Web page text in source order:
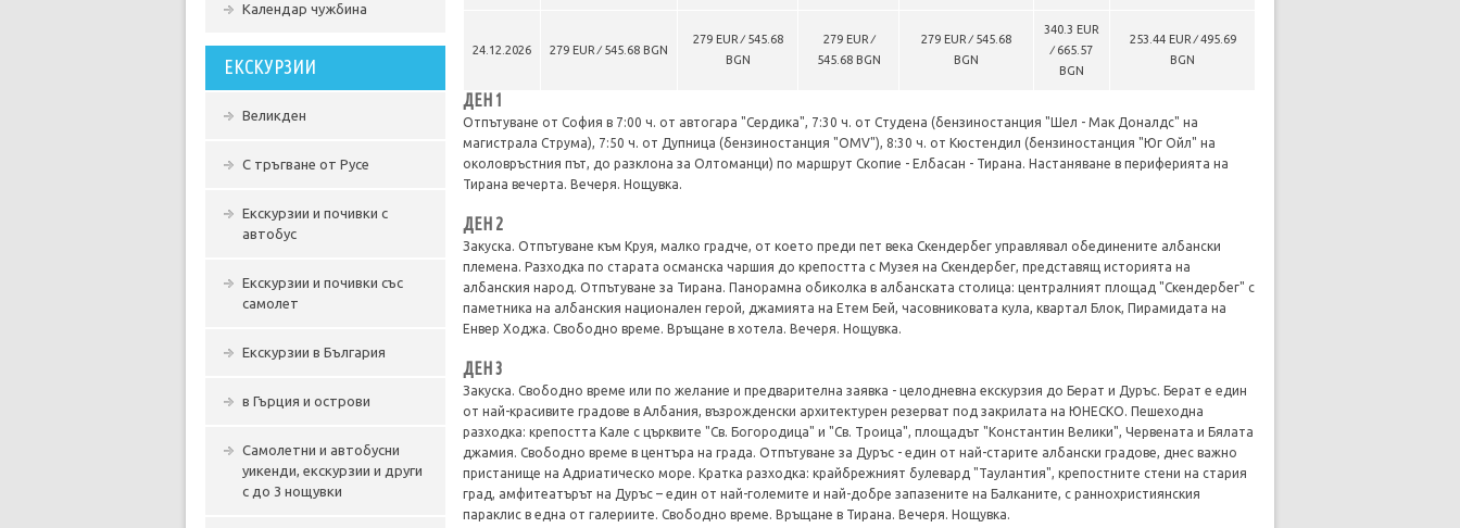
Календар чужбина
ЕКСКУРЗИИ
Великден
С тръгване от Русе
Екскурзии и почивки с
автобус
Екскурзии и почивки със
самолет
Екскурзии в България
в Гърция и острови
Самолетни и автобусни
уикенди, екскурзии и други
с до 3 нощувки
24.12.2026 279 EUR ∕ 545.68 BGN
279 EUR ∕ 545.68
BGN
279 EUR ∕
545.68 BGN
279 EUR ∕ 545.68
BGN
340.3 EUR
∕ 665.57
BGN
253.44 EUR ∕ 495.69
BGN
ДЕН 1
Отпътуване от София в 7:00 ч. от автогара "Сердика", 7:30 ч. от Студена (бензиностанция "Шел - Мак Доналдс" на
магистрала Струма), 7:50 ч. от Дупница (бензиностанция "OMV"), 8:30 ч. от Кюстендил (бензиностанция "Юг Ойл" на
околовръстния път, до разклона за Олтоманци) по маршрут Скопие - Елбасан - Тирана. Настаняване в периферията на
Тирана вечерта. Вечеря. Нощувка.
ДЕН 2
Закуска. Отпътуване към Круя, малко градче, от което преди пет века Скендербег управлявал обединените албански
племена. Разходка по старата османска чаршия до крепостта с Музея на Скендербег, представящ историята на
албанския народ. Отпътуване за Тирана. Панорамна обиколка в албанската столица: централният площад "Скендербег" с
паметника на албанския национален герой, джамията на Етем Бей, часовниковата кула, квартал Блок, Пирамидата на
Енвер Ходжа. Свободно време. Връщане в хотела. Вечеря. Нощувка.
ДЕН 3
Закуска. Свободно време или по желание и предварителна заявка - целодневна екскурзия до Берат и Дуръс. Берат е един
от най-красивите градове в Албания, възрожденски архитектурен резерват под закрилата на ЮНЕСКО. Пешеходна
разходка: крепостта Кале с църквите "Св. Богородица" и "Св. Троица", площадът "Константин Велики", Червената и Бялата
джамия. Свободно време в центъра на града. Отпътуване за Дуръс - един от най-старите албански градове, днес важно
пристанище на Адриатическо море. Кратка разходка: крайбрежният булевард "Таулантия", крепостните стени на стария
град, амфитеатърът на Дуръс – един от най-големите и най-добре запазените на Балканите, с раннохристиянския
параклис в една от галериите. Свободно време. Връщане в Тирана. Вечеря. Нощувка.